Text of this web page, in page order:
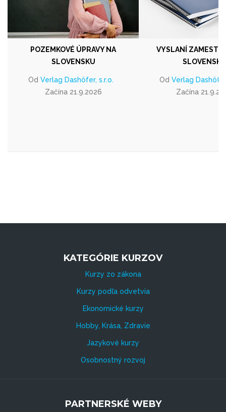
POZEMKOVÉ ÚPRAVY NA
SLOVENSKU
Od Verlag Dashöfer, s.r.o.
Začína 21.9.2026
VYSLANÍ
SLOVENSKU
Od Verlag
Začína
KATEGÓRIE KURZOV
Kurzy zo zákona
Kurzy podľa odvetvia
Ekonomické kurzy
Hobby, Krása, Zdravie
Jazykové kurzy
Osobnostný rozvoj
PARTNERSKÉ WEBY